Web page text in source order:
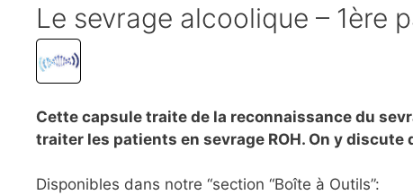
Le sevrage alcoolique – 1ère
Cette capsule traite de la reconnaissance du
traiter les patients en sevrage ROH. On y
Disponibles dans notre “section “Boîte à Outils”: